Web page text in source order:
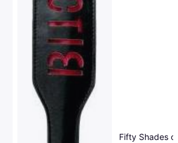
Fifty Shades